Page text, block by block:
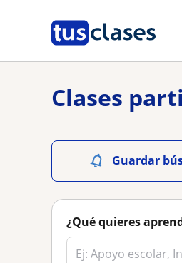
Clases
Guardar
¿Qué quieres